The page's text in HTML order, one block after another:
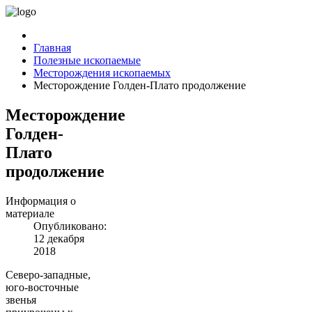
Главная
Полезные ископаемые
Месторождения ископаемых
Месторождение Голден-Плато продолжение
Месторождение
Голден-
Плато
продолжение
Информация о
материале
Опубликовано:
12 декабря
2018
Северо-западные,
юго-восточные
звенья